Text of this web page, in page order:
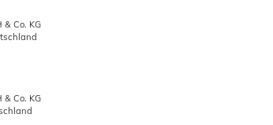
& Co. KG
& Co. KG